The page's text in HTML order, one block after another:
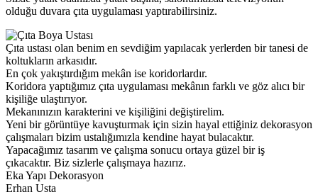
olduğu duvara çıta uygulaması yaptırabilirsiniz.
Çıta ustası olan benim en sevdiğim yapılacak yerlerden bir tanesi de
koltukların arkasıdır.
En çok yakıştırdığım mekân ise koridorlardır.
Koridora yaptığımız çıta uygulaması mekânın farklı ve göz alıcı bir
kişiliğe ulaştırıyor.
Mekanınızın karakterini ve kişiliğini değiştirelim.
Yeni bir görüntüye kavuşturmak için sizin hayal ettiğiniz dekorasyon
çalışmaları bizim ustalığımızla kendine hayat bulacaktır.
Yapacağımız tasarım ve çalışma sonucu ortaya güzel bir iş
çıkacaktır. Biz sizlerle çalışmaya hazırız.
Eka Yapı Dekorasyon
Erhan Usta